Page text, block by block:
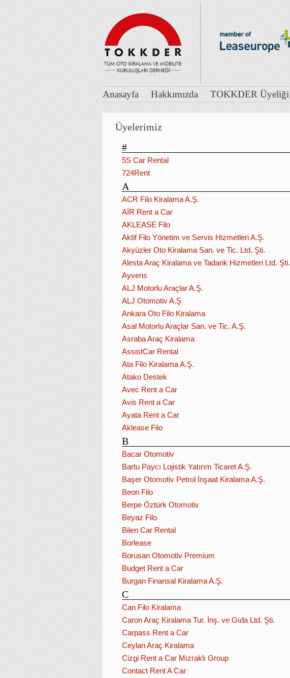
Anasayfa Hakkımızda TOKKDER Üyeliği
Üyelerimiz
#
5S Car Rental
724Rent
A
ACR Filo Kiralama A.Ş.
AİR Rent a Car
AKLEASE Filo
Aktif Filo Yönetim ve Servis Hizmetleri A.Ş.
Akyüzler Oto Kiralama San. ve Tic. Ltd. Şti.
Alesta Araç Kiralama ve Tadarik Hizmetleri Ltd. Şti.
Ayvens
ALJ Motorlu Araçlar A.Ş.
ALJ Otomotiv A.Ş
Ankara Oto Filo Kiralama
Asal Motorlu Araçlar San. ve Tic. A.Ş.
Asraba Araç Kiralama
AssistCar Rental
Ata Filo Kiralama A.Ş.
Atako Destek
Avec Rent a Car
Avis Rent a Car
Ayata Rent a Car
Aklease Filo
B
Bacar Otomotiv
Bartu Paycı Lojistik Yatırım Ticaret A.Ş.
Başer Otomotiv Petrol İnşaat Kiralama A.Ş.
Beon Filo
Berpe Öztürk Otomotiv
Beyaz Filo
Bilen Car Rental
Borlease
Borusan Otomotiv Premium
Budget Rent a Car
Burgan Finansal Kiralama A.Ş.
C
Can Filo Kiralama
Caron Araç Kiralama Tur. İnş. ve Gıda Ltd. Şti.
Carpass Rent a Car
Ceylan Araç Kiralama
Cizgi Rent a Car Mızraklı Group
Contact Rent A Car